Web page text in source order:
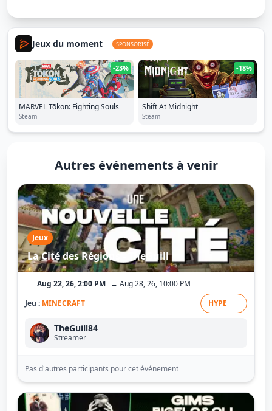
Jeux du moment SPONSORISÉ
-23%
MARVEL Tōkon: Fighting Souls
Steam
-18%
Shift At Midnight
Steam
Autres événements à venir
Jeux
La Cité des Régions - TheGuill
Aug 22, 26, 2:00 PM → Aug 28, 26, 10:00 PM
Jeu : MINECRAFT HYPE
TheGuill84
Streamer
Pas d'autres participants pour cet événement